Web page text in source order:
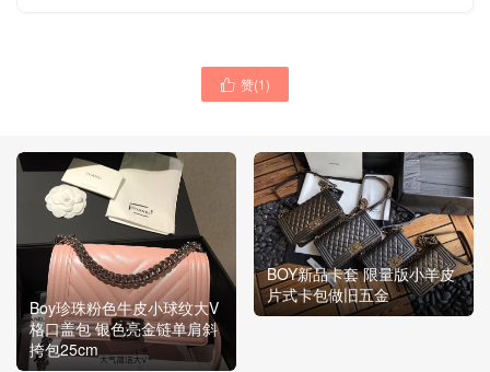
 赞(1)
Boy珍珠粉色牛皮小球纹大V
格口盖包 银色亮金链单肩斜
挎包25cm
BOY新品卡套 限量版小羊皮
片式卡包做旧五金